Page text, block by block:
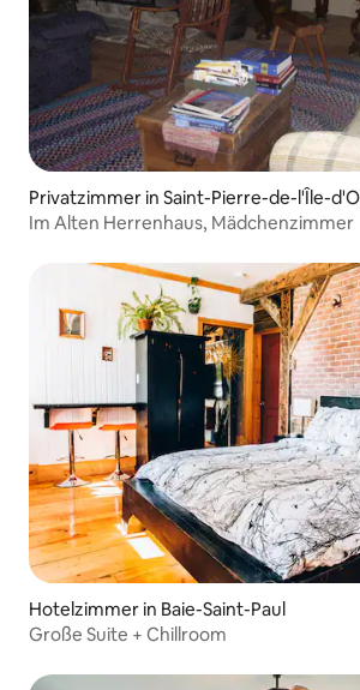
Privatzimmer in Saint-Pierre-de-l'Île-
Im Alten Herrenhaus, Mädchenzimmer
Hotelzimmer in Baie-Saint-Paul
Große Suite + Chillroom